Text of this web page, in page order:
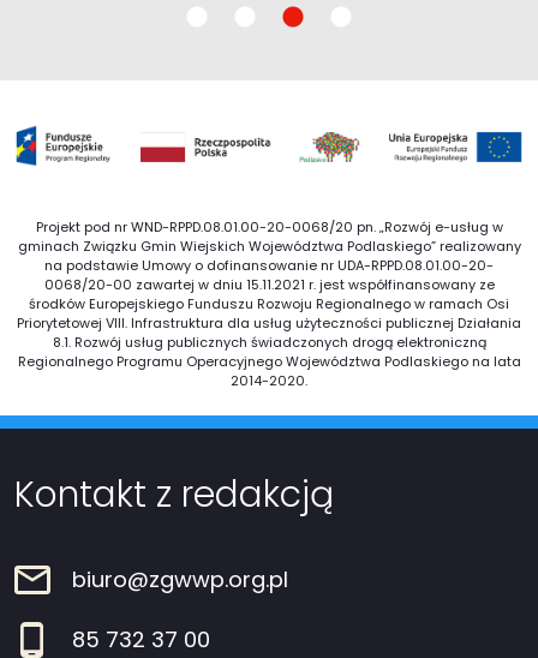
Projekt pod nr WND-RPPD.08.01.00-20-0068/20 pn. „Rozwój e-usług w
gminach Związku Gmin Wiejskich Województwa Podlaskiego” realizowany
na podstawie Umowy o dofinansowanie nr UDA-RPPD.08.01.00-20-
0068/20-00 zawartej w dniu 15.11.2021 r. jest współfinansowany ze
środków Europejskiego Funduszu Rozwoju Regionalnego w ramach Osi
Priorytetowej VIII. Infrastruktura dla usług użyteczności publicznej Działania
8.1. Rozwój usług publicznych świadczonych drogą elektroniczną
Regionalnego Programu Operacyjnego Województwa Podlaskiego na lata
2014-2020.
Kontakt z redakcją
biuro@zgwwp.org.pl
85 732 37 00